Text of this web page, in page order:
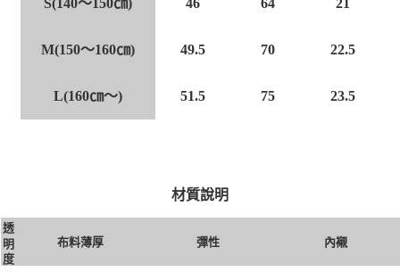
S(140～150㎝) 46 64 21
M(150～160㎝) 49.5 70 22.5
L(160㎝～) 51.5 75 23.5
材質說明
透
明
度
布料薄厚 彈性 內襯